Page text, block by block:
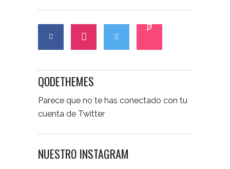
QODETHEMES
Parece que no te has conectado con tu
cuenta de Twitter
NUESTRO INSTAGRAM